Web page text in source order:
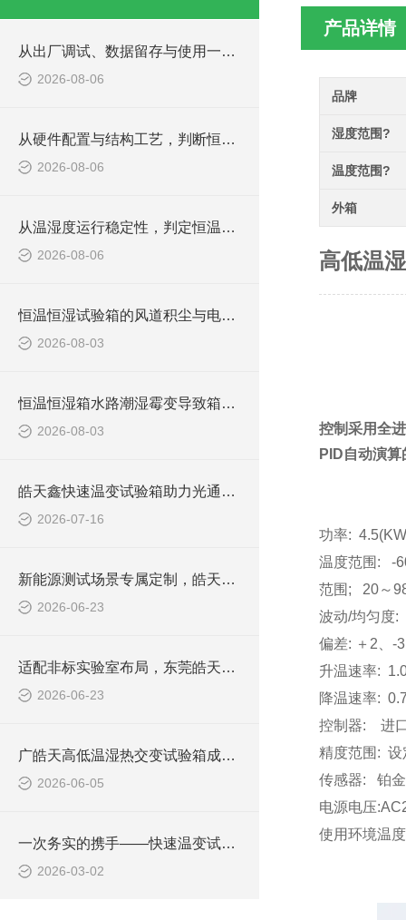
从出厂调试、数据留存与使用一致性，判定老化箱综合品质
2026-08-06
从硬件配置与结构工艺，判断恒温恒湿老化箱品质是否合规
2026-08-06
从温湿度运行稳定性，判定恒温恒湿老化箱设备工况是否达标
2026-08-06
恒温恒湿试验箱的风道积尘与电气发热引发焦糊异味的解决与预防方法
2026-08-03
恒温恒湿箱水路潮湿霉变导致箱内异味的排查与养护技巧
2026-08-03
皓天鑫快速温变试验箱助力光通信器件可靠性测试,济南某光电到访考察纪实
2026-07-16
新能源测试场景专属定制，皓天大容量恒温恒湿试验箱达成深度合作
2026-06-23
适配非标实验室布局，东莞皓天定制款恒温恒湿试验箱顺利签约交付
2026-06-23
广皓天高低温湿热交变试验箱成功签约，助力LED灯具高低温可靠性测试升级
2026-06-05
一次务实的携手——快速温变试验箱合作背后的协同故事
2026-03-02
产品详情
品牌
湿度范围?
温度范围?
外箱
高低温
控制采用全
PID自动演
功率:
温度范围: -
范围; 20～
波动/均匀
偏差: ＋2、-
升温速率:
降温速率:
控制器: 进
精度范围:
传感器: 铂
电源电压
使用环境温